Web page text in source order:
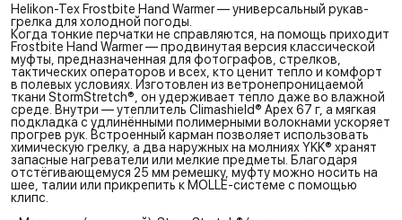
Helikon-Tex Frostbite Hand Warmer — универсальный рукав-
грелка для холодной погоды.
Когда тонкие перчатки не справляются, на помощь приходит
Frostbite Hand Warmer — продвинутая версия классической
муфты, предназначенная для фотографов, стрелков,
тактических операторов и всех, кто ценит тепло и комфорт
в полевых условиях. Изготовлен из ветронепроницаемой
ткани StormStretch®, он удерживает тепло даже во влажной
среде. Внутри — утеплитель Climashield® Apex 67 г, а мягкая
подкладка с удлинёнными полимерными волокнами ускоряет
прогрев рук. Встроенный карман позволяет использовать
химическую грелку, а два наружных на молниях YKK® хранят
запасные нагреватели или мелкие предметы. Благодаря
отстёгивающемуся 25 мм ремешку, муфту можно носить на
шее, талии или прикрепить к MOLLE-системе с помощью
клипс.